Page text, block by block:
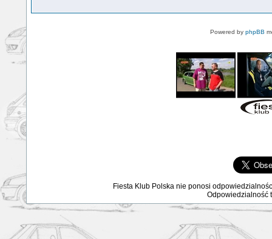
Powered by phpBB
Fiesta Klub Polska nie ponosi
Odpowiedzialność